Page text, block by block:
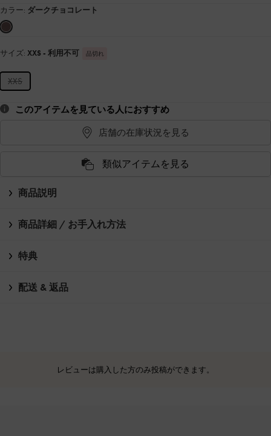
カラー: ダークチョコレート
サイズ: XXS - 利用不可 品切れ
XXS
このアイテムを見ている人におすすめ
店舗の在庫状況を見る
類似アイテムを見る
商品説明
商品詳細 / お手入れ方法
特典
配送 & 返品
レビューは購入した方のみ投稿ができます。